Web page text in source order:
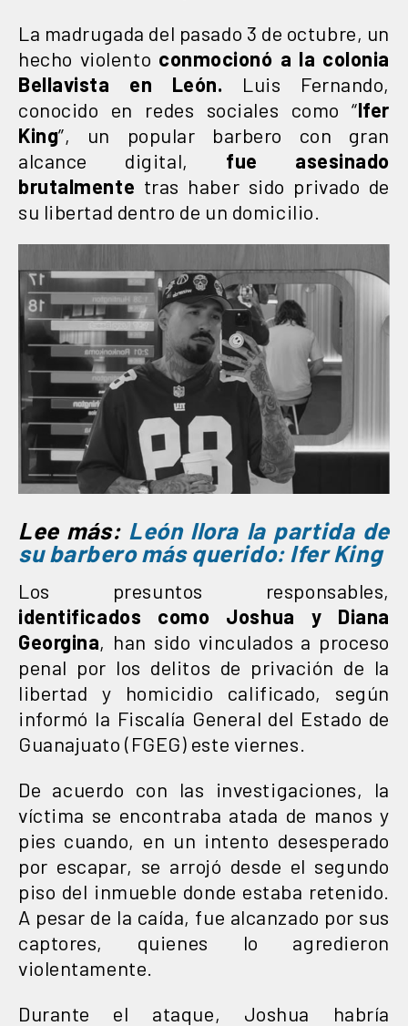
La madrugada del pasado 3 de octubre, un
hecho violento conmocionó a la colonia
Bellavista en León. Luis Fernando,
conocido en redes sociales como “Ifer
King”, un popular barbero con gran
alcance digital, fue asesinado
brutalmente tras haber sido privado de
su libertad dentro de un domicilio.
Lee más: León llora la partida de
su barbero más querido: Ifer King
Los presuntos responsables,
identificados como Joshua y Diana
Georgina, han sido vinculados a proceso
penal por los delitos de privación de la
libertad y homicidio calificado, según
informó la Fiscalía General del Estado de
Guanajuato (FGEG) este viernes.
De acuerdo con las investigaciones, la
víctima se encontraba atada de manos y
pies cuando, en un intento desesperado
por escapar, se arrojó desde el segundo
piso del inmueble donde estaba retenido.
A pesar de la caída, fue alcanzado por sus
captores, quienes lo agredieron
violentamente.
Durante el ataque, Joshua habría